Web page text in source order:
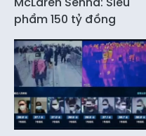
phẩm 150 tỷ đồng